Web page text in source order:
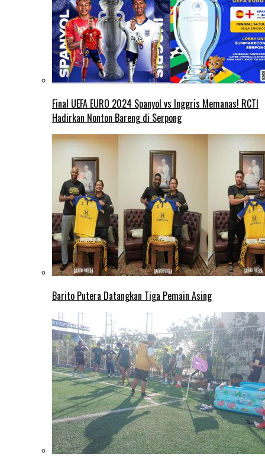
Final UEFA EURO 2024 Spanyol vs Inggris Memanas! RCTI
Hadirkan Nonton Bareng di Serpong
Barito Putera Datangkan Tiga Pemain Asing